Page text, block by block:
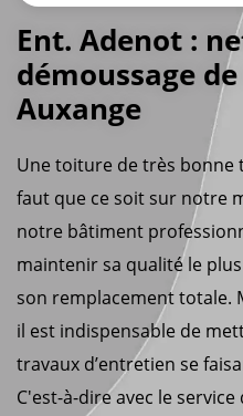
Ent. Adenot :
démoussage
Auxange
Une toiture de très bonne
faut que ce soit sur notre
notre bâtiment
maintenir sa qualité le
son remplacement totale.
il est indispensable de
travaux d’entretien se
C'est-à-dire avec le